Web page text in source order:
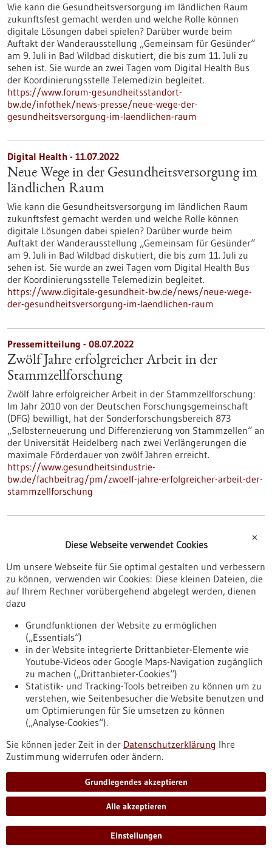
Wie kann die Gesundheitsversorgung im ländlichen Raum
zukunftsfest gemacht werden und welche Rolle können
digitale Lösungen dabei spielen? Darüber wurde beim
Auftakt der Wanderausstellung „Gemeinsam für Gesünder“
am 9. Juli in Bad Wildbad diskutiert, die bis zum 11. Juli zu
sehen ist. Sie wurde an zwei Tagen vom Digital Health Bus
der Koordinierungsstelle Telemedizin begleitet.
https://www.forum-gesundheitsstandort-
bw.de/infothek/news-presse/neue-wege-der-
gesundheitsversorgung-im-laendlichen-raum
Digital Health - 11.07.2022
Neue Wege in der Gesundheitsversorgung im
ländlichen Raum
Wie kann die Gesundheitsversorgung im ländlichen Raum
zukunftsfest gemacht werden und welche Rolle können
digitale Lösungen dabei spielen? Darüber wurde beim
Auftakt der Wanderausstellung „Gemeinsam für Gesünder“
am 9. Juli in Bad Wildbad diskutiert, die bis zum 11. Juli zu
sehen ist. Sie wurde an zwei Tagen vom Digital Health Bus
der Koordinierungsstelle Telemedizin begleitet.
https://www.digitale-gesundheit-bw.de/news/neue-wege-
der-gesundheitsversorgung-im-laendlichen-raum
Pressemitteilung - 08.07.2022
Zwölf Jahre erfolgreicher Arbeit in der
Stammzellforschung
Zwölf Jahre erfolgreicher Arbeit in der Stammzellforschung:
Im Jahr 2010 von der Deutschen Forschungsgemeinschaft
(DFG) bewilligt, hat der Sonderforschungsbereich 873
„Selbsterneuerung und Differenzierung von Stammzellen“ an
der Universität Heidelberg nach zwei Verlängerungen die
maximale Förderdauer von zwölf Jahren erreicht.
https://www.gesundheitsindustrie-
bw.de/fachbeitrag/pm/zwoelf-jahre-erfolgreicher-arbeit-der-
stammzellforschung
Kreis
Als gemeinsame Veranstaltung von BIOPRO Baden-
Württemberg und dem Landratsamt Alb-Donau-Kreis fand
am 5. Juli 2022 im Rahmen des Interreg-
Donauraumprogrammprojektes „GoDanuBio“ der Workshop
„Bioökonomie im Alb-Donau-Kreis: Ansatzpunkte für eine
nachhaltigere Wirtschaftsweise durch intelligente Nutzung
von Biomasse und Reststoffen“ statt.
pro.de/infothek/pressemitteilungen/workshop-zur-
biooekonomie-im-alb-donau-kreis
Pressemitteilung - 06.07.2022
Krebsdiagnostik im Blut soll für
Hirntumorpatient/-innen weiterentwickelt
werden
✕
Diese Webseite verwendet Cookies
Um unsere Webseite für Sie optimal gestalten und verbessern
zu können, verwenden wir Cookies: Diese kleinen Dateien, die
auf Ihrem Rechner vorübergehend abgelegt werden, dienen
dazu
Grundfunktionen der Website zu ermöglichen
(„Essentials“)
in der Website integrierte Drittanbieter-Elemente wie
Youtube-Videos oder Google Maps-Navigation zugänglich
zu machen („Drittanbieter-Cookies“)
Statistik- und Tracking-Tools betreiben zu können um zu
verstehen, wie Seitenbesucher die Website benutzen und
um Optimierungen für Sie umsetzen zu können
(„Analyse-Cookies“).
Sie können jeder Zeit in der Datenschutzerklärung Ihre
Zustimmung widerrufen oder ändern.
Grundlegendes akzeptieren
Alle akzeptieren
Einstellungen